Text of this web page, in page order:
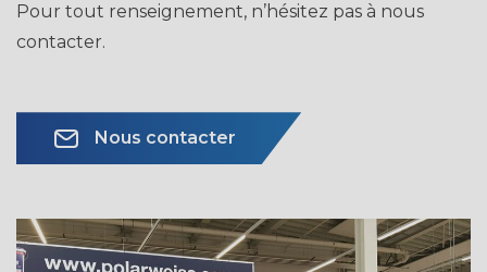
Pour tout renseignement, n’hésitez pas à nous
contacter.
Nous contacter